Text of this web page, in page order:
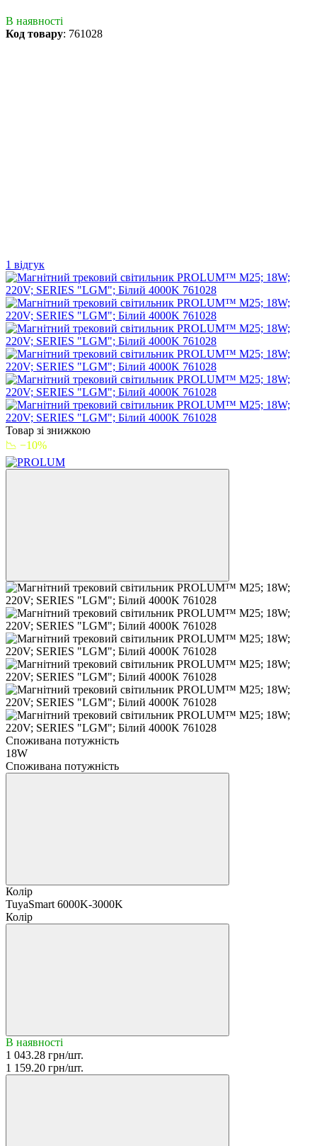
В наявності
Код товару: 761028
1 відгук
Товар зі знижкою
📉 −10%
Споживана потужність
18W
Споживана потужність
Колір
TuyaSmart 6000K-3000K
Колір
В наявності
1 043.28 грн/шт.
1 159.20 грн/шт.